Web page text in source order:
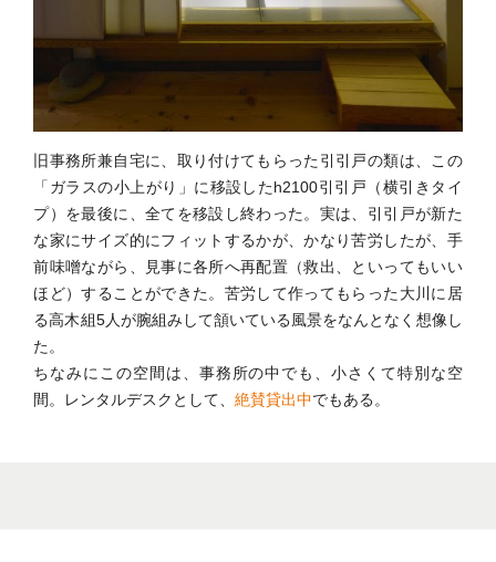
旧事務所兼自宅に、取り付けてもらった引引戸の類は、この
「ガラスの小上がり」に移設したh2100引引戸（横引きタイ
プ）を最後に、全てを移設し終わった。実は、引引戸が新た
な家にサイズ的にフィットするかが、かなり苦労したが、手
前味噌ながら、見事に各所へ再配置（救出、といってもいい
ほど）することができた。苦労して作ってもらった大川に居
る高木組5人が腕組みして頷いている風景をなんとなく想像し
た。
ちなみにこの空間は、事務所の中でも、小さくて特別な空
間。レンタルデスクとして、絶賛貸出中でもある。